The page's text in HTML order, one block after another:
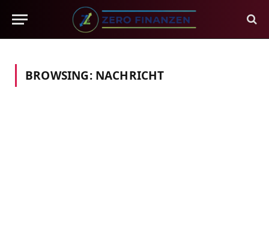
BROWSING: NACHRICHT